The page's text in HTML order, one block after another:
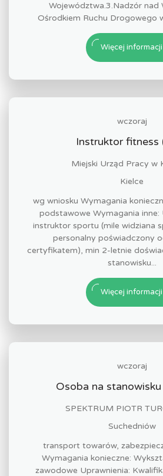
Województwa.3.Nadzór nad
Ośrodkiem Ruchu Drogowego
Więcej informacji
wczoraj
Instruktor fitness
Miejski Urząd Pracy w
Kielce
wg wniosku Wymagania
podstawowe Wymagania inne:
instruktor sportu (mile widziana
personalny poświadczony
certyfikatem), min 2-letnie
stanowisku...
Więcej informacji
wczoraj
Osoba na
SPEKTRUM PIOTR
Suchedniów
transport towarów,
Wymagania konieczne:
zawodowe Uprawnienia: